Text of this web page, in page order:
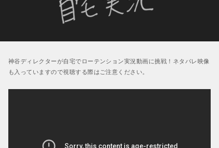
神谷ディレクターが自宅でローテンション実況動画に挑戦！ネタバレ映像
も入っていますので視聴する際はご注意ください。